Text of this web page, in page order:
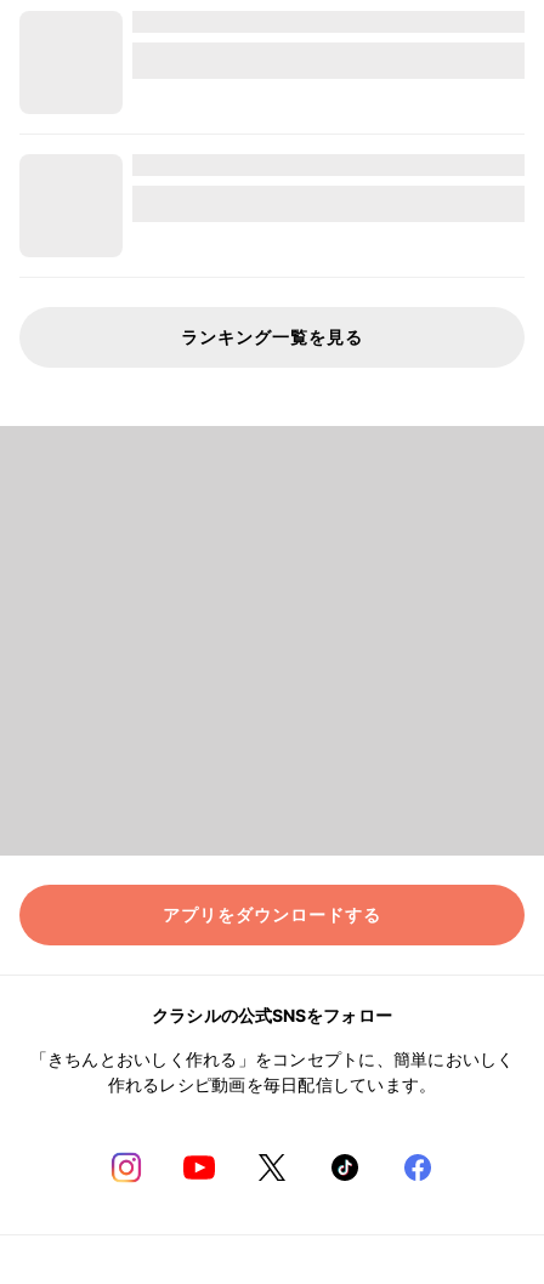
ランキング一覧を見る
アプリをダウンロードする
クラシルの公式SNSをフォロー
「きちんとおいしく作れる」をコンセプトに、簡単においしく
作れるレシピ動画を毎日配信しています。